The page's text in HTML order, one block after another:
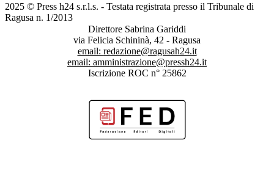
2025 © Press h24 s.r.l.s. - Testata registrata presso il Tribunale di
Ragusa n. 1/2013
Direttore Sabrina Gariddi
via Felicia Schininà, 42 - Ragusa
email: redazione@ragusah24.it
email: amministrazione@pressh24.it
Iscrizione ROC n° 25862